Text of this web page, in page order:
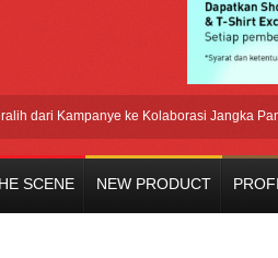
Kampanye ke Kolaborasi Jangka Panjang
SCENE NEW PRODUCT